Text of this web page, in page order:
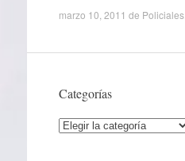
marzo 10, 2011 de Policiales.
Categorías
Categorías